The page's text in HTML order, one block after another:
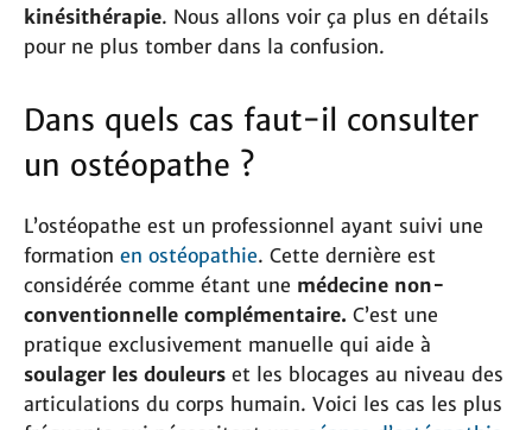
kinésithérapie. Nous allons voir ça plus en détails
pour ne plus tomber dans la confusion.
Dans quels cas faut-il consulter
un ostéopathe ?
L’ostéopathe est un professionnel ayant suivi une
formation en ostéopathie. Cette dernière est
considérée comme étant une médecine non-
conventionnelle complémentaire. C’est une
pratique exclusivement manuelle qui aide à
soulager les douleurs et les blocages au niveau des
articulations du corps humain. Voici les cas les plus